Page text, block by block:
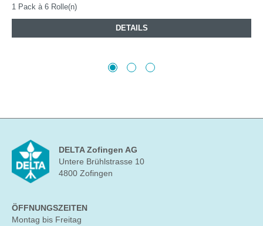
1 Pack à 6 Rolle(n)
DETAILS
DELTA Zofingen AG
Untere Brühlstrasse 10
4800 Zofingen
ÖFFNUNGSZEITEN
Montag bis Freitag